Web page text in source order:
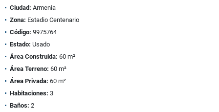
Ciudad: Armenia
Zona: Estadio Centenario
Código: 9975764
Estado: Usado
Área Construida: 60 m²
Área Terreno: 60 m²
Área Privada: 60 m²
Habitaciones: 3
Baños: 2